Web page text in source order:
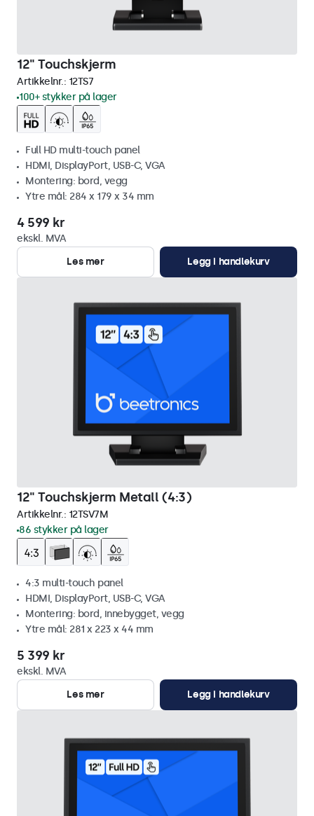
12" Touchskjerm
Artikkelnr.: 12TS7
100+ stykker på lager
Full HD multi-touch panel
HDMI, DisplayPort, USB-C, VGA
Montering: bord, vegg
Ytre mål: 284 x 179 x 34 mm
4 599 kr
ekskl. MVA
Les mer
Legg i handlekurv
12" Touchskjerm Metall (4:3)
Artikkelnr.: 12TSV7M
86 stykker på lager
4:3 multi-touch panel
HDMI, DisplayPort, USB-C, VGA
Montering: bord, innebygget, vegg
Ytre mål: 281 x 223 x 44 mm
5 399 kr
ekskl. MVA
Les mer
Legg i handlekurv